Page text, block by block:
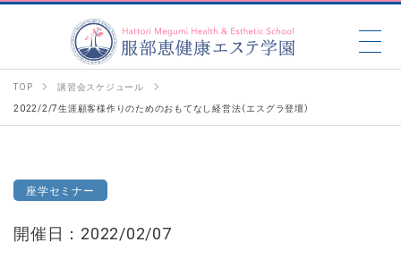
TOP
講習会スケジュール
2022/2/7生涯顧客様作りのためのおもてなし経営法（エスグラ登壇）
座学セミナー
開催日：2022/02/07